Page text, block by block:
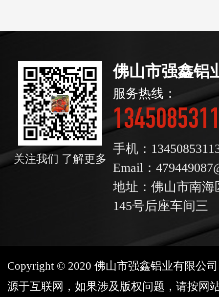
关注我们 了解更多
佛山市强鑫铝
服务热线：
手机：
Email：
地址：佛山市南
145号后座车间三
Copyright © 2020 佛山市强鑫铝业有限公
源于互联网，如果涉及版权问题，请按网